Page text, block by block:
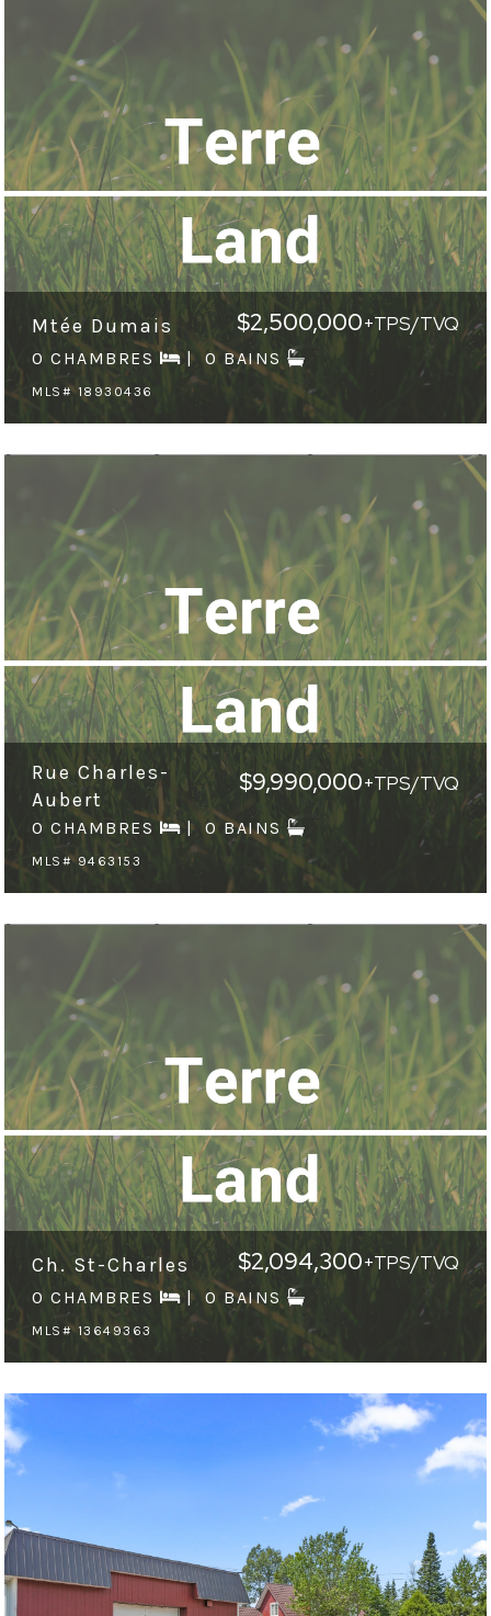
Mtée Dumais $2,500,000+TPS/TVQ
0 CHAMBRES 0 BAINS
MLS# 18930436
Rue Charles-
Aubert
$9,990,000+TPS/TVQ
0 CHAMBRES 0 BAINS
MLS# 9463153
Ch. St-Charles $2,094,300+TPS/TVQ
0 CHAMBRES 0 BAINS
MLS# 13649363